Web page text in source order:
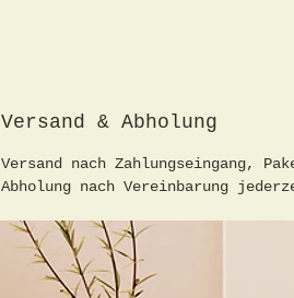
Versand & Abholung
Versand nach Zahlungseingang,
Abholung nach Vereinbarung